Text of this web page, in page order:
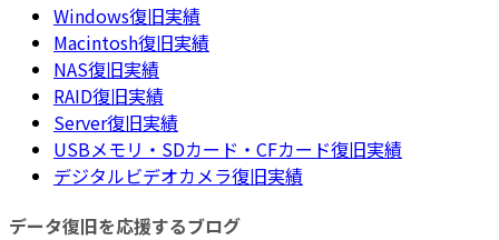
Windows復旧実績
Macintosh復旧実績
NAS復旧実績
RAID復旧実績
Server復旧実績
USBメモリ・SDカード・CFカード復旧実績
デジタルビデオカメラ復旧実績
データ復旧を応援するブログ